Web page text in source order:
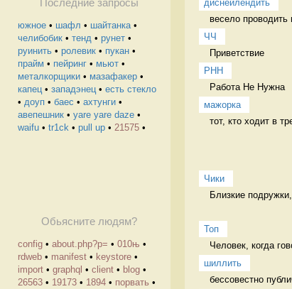
Последние запросы
южное • шафл • шайтанка•
челибобик • тенд • рунет •
руинить • ролевик • пукан •
прайм • пейринг • мьют •
металкорщики • мазафакер •
капец • западэнец • есть стекло
• доуп • баес • ахтунги •
авепешник • yare yare daze •
waifu • tr1ck • pull up • 21575 •
Обьясните людям?
config • about.php?p= • 010њ •
rdweb • manifest • keystore •
import • graphql • client • blog •
26563 • 19173 • 1894 • порвать •
диснейлендить
весело проводить
ЧЧ
Приветствие
РНН
Работа Не Нужна
мажорка
тот, кто ходит в
Чики
Близкие
Топ
Человек, когда
шиллить
бессовестно